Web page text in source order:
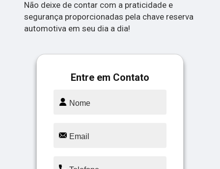
Não deixe de contar com a praticidade e
segurança proporcionadas pela chave reserva
automotiva em seu dia a dia!
Entre em Contato